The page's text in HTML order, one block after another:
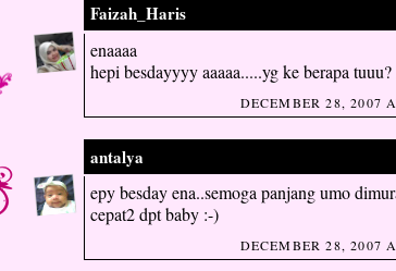
Faizah_Haris
enaaaa
hepi besdayyyy aaaaa.....yg ke berapa
DECEMBER 28, 2007
antalya
epy besday ena..semoga panjang umo
cepat2 dpt baby :-)
DECEMBER 28, 2007